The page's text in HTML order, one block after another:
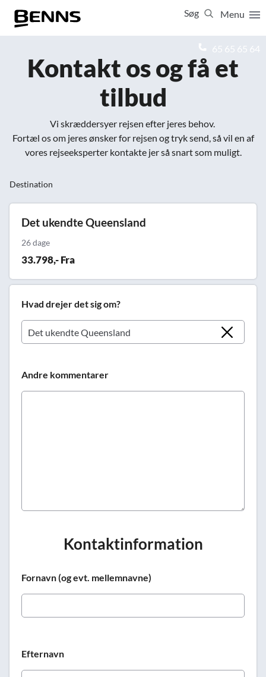
Menu
Søg
65 65 65 64
Kontakt os og få et
tilbud
Vi skræddersyer rejsen efter jeres behov.
Fortæl os om jeres ønsker for rejsen og tryk send, så vil en af
vores rejseeksperter kontakte jer så snart som muligt.
Destination
Det ukendte Queensland
26 dage
33.798,- Fra
Hvad drejer det sig om?
Andre kommentarer
Kontaktinformation
Fornavn (og evt. mellemnavne)
Efternavn
Luk
Vis resultater for:
Firma- og temarejser